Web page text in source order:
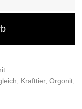
Krafttier, Orgonit